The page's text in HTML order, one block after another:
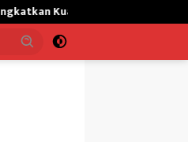
Masyarakat,Kilang